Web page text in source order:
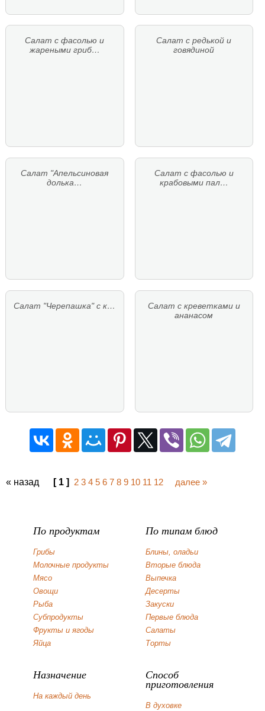
Салат с фасолью и
жареными гриб…
Салат с редькой и
говядиной
Салат "Апельсиновая
долька…
Салат с фасолью и
крабовыми пал…
Салат "Черепашка" с к…
Салат с креветками и
ананасом
« назад [ 1 ] 2 3 4 5 6 7 8 9 10 11 12 далее »
По продуктам
Грибы
Молочные продукты
Мясо
Овощи
Рыба
Субпродукты
Фрукты и ягоды
Яйца
По типам блюд
Блины, оладьи
Вторые блюда
Выпечка
Десерты
Закуски
Первые блюда
Салаты
Торты
Назначение
На каждый день
Способ
приготовления
В духовке